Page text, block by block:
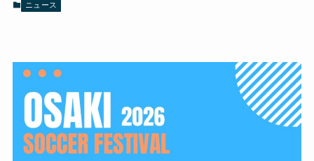
ニュース